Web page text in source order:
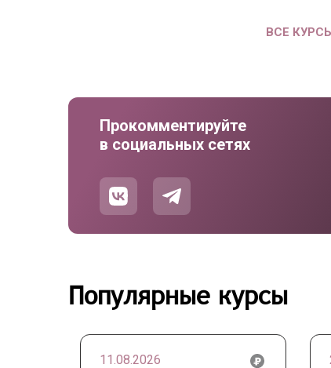
ВСЕ
Прокомментируйте
в социальных сетях
Популярные курсы
11.08.2026